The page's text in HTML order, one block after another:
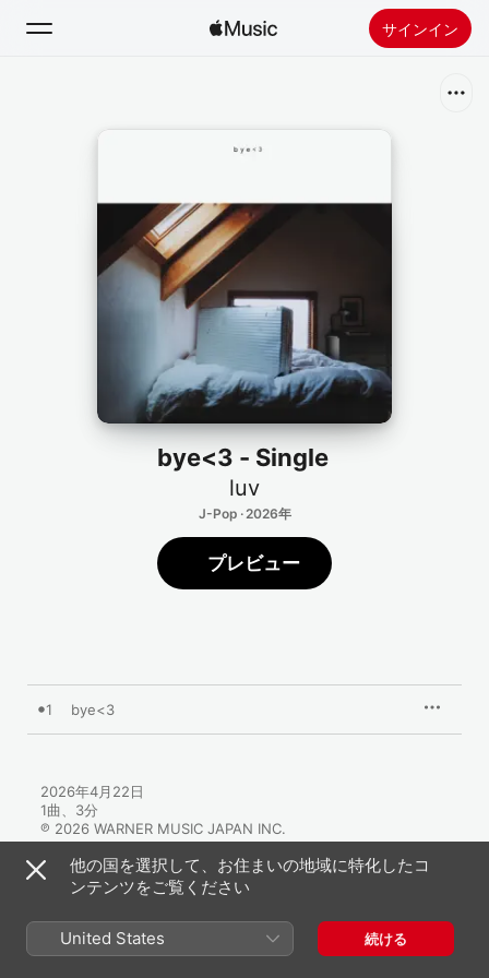
サインイン
新着おすすめ
Apple Musicをインストール
bye<3 - Single
luv
J-Pop · 2026年
プレビュー
1 bye<3
2026年4月22日
1曲、3分
℗ 2026 WARNER MUSIC JAPAN INC.
luvのその他の作品
他の国を選択して、お住まいの地域に特化したコ
ンテンツをご覧ください
United States 続ける